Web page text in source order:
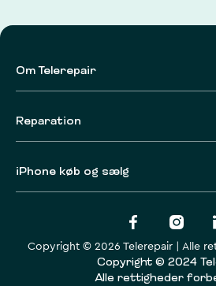
Om Telerepair
Reparation
iPhone køb og sælg
Copyright © 2026 Telerepair | Alle
Copyright © 2024
Alle rettigheder